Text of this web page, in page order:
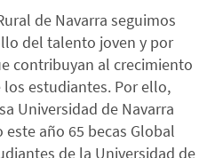
de Navarra seguimos
del talento joven y por
contribuyan al crecimiento
estudiantes. Por ello,
Universidad de Navarra
este año 65 becas Global
de la Universidad de